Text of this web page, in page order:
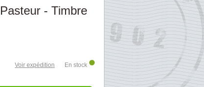
- Timbre
Voir expédition En stock